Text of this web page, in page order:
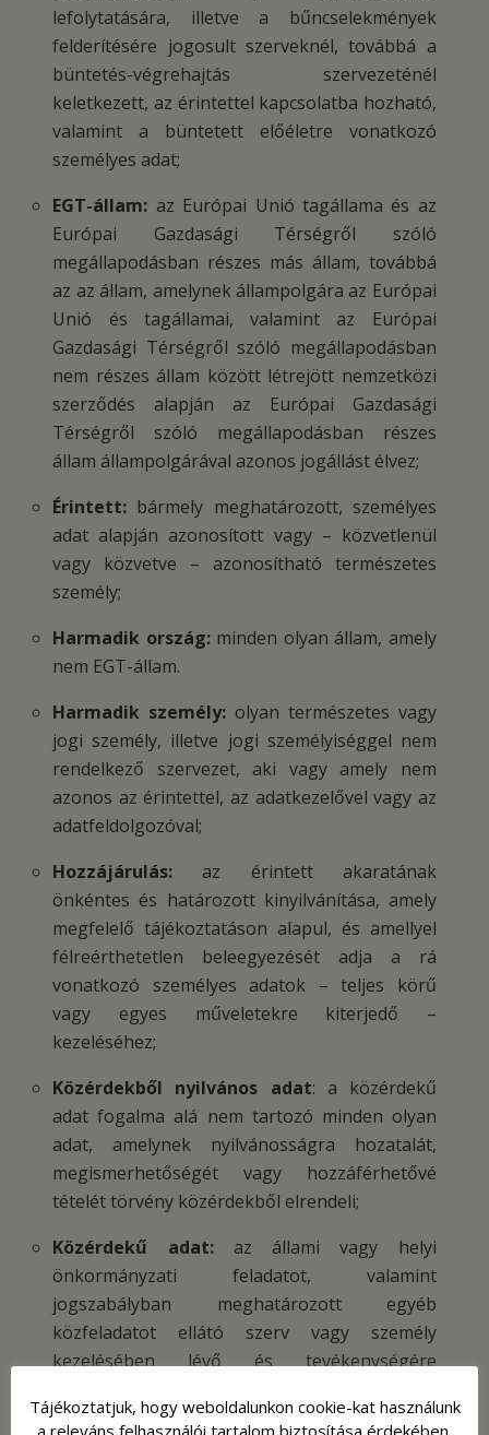
lefolytatására, illetve a bűncselekmények
felderítésére jogosult szerveknél, továbbá a
büntetés-végrehajtás szervezeténél
keletkezett, az érintettel kapcsolatba hozható,
valamint a büntetett előéletre vonatkozó
személyes adat;
EGT-állam: az Európai Unió tagállama és az
Európai Gazdasági Térségről szóló
megállapodásban részes más állam, továbbá
az az állam, amelynek állampolgára az Európai
Unió és tagállamai, valamint az Európai
Gazdasági Térségről szóló megállapodásban
nem részes állam között létrejött nemzetközi
szerződés alapján az Európai Gazdasági
Térségről szóló megállapodásban részes
állam állampolgárával azonos jogállást élvez;
Érintett: bármely meghatározott, személyes
adat alapján azonosított vagy – közvetlenül
vagy közvetve – azonosítható természetes
személy;
Harmadik ország:minden olyan állam, amely
nem EGT-állam.
Harmadik személy: olyan természetes vagy
jogi személy, illetve jogi személyiséggel nem
rendelkező szervezet, aki vagy amely nem
azonos az érintettel, az adatkezelővel vagy az
adatfeldolgozóval;
Hozzájárulás: az érintett akaratának
önkéntes és határozott kinyilvánítása, amely
megfelelő tájékoztatáson alapul, és amellyel
félreérthetetlen beleegyezését adja a rá
vonatkozó személyes adatok – teljes körű
vagy egyes műveletekre kiterjedő –
kezeléséhez;
Közérdekből nyilvános adat: a közérdekű
adat fogalma alá nem tartozó minden olyan
adat, amelynek nyilvánosságra hozatalát,
megismerhetőségét vagy hozzáférhetővé
tételét törvény közérdekből elrendeli;
Közérdekű adat:az állami vagy helyi
önkormányzati feladatot, valamint
jogszabályban meghatározott egyéb
közfeladatot ellátó szerv vagy személy
kezelésében lévő és tevékenységére
összefüggésben keletkezett, a személyes adat
Tájékoztatjuk, hogy weboldalunkon cookie-kat használunk
a releváns felhasználói tartalom biztosítása érdekében.